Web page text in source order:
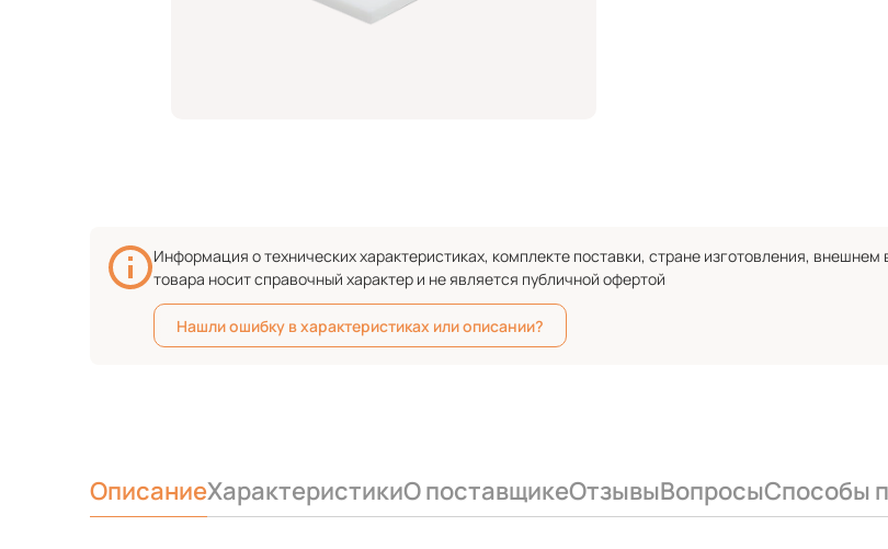
Информация о технических характеристиках, комплекте поставки, стране изготовления, внешнем
товара носит справочный характер и не является публичной офертой
Нашли ошибку в характеристиках или описании?
ОписаниеХарактеристикиО поставщикеОтзывыВопросыСпособы